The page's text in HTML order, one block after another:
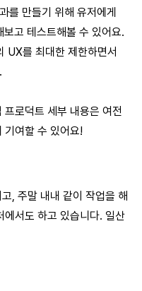
를 만들기 위해 유저에게
고 테스트해볼 수 있어요.
UX를 최대한 제한하면서
로덕트 세부 내용은 여전
기여할 수 있어요!
, 주말 내내 같이 작업을 해
서도 하고 있습니다. 일산